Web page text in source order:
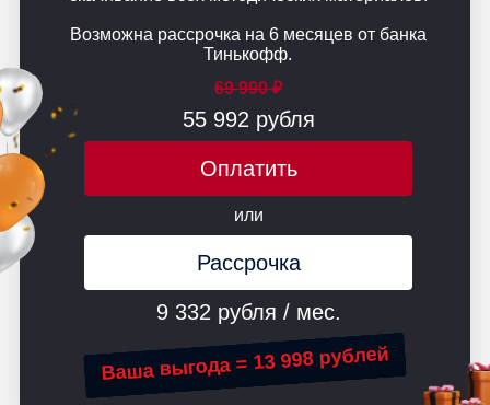
Возможна рассрочка на 6 месяцев от банка
Тинькофф.
Ваша выгода = 13 998 рублей
69 990 ₽
55 992 рубля
или
9 332 рубля / мес.
Рассрочка
Оплатить